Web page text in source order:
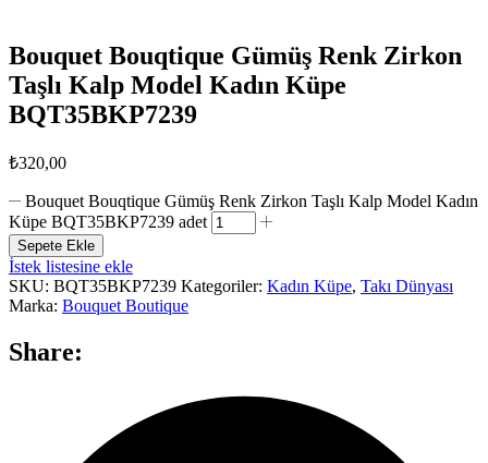
Bouquet Bouqtique Gümüş Renk Zirkon
Taşlı Kalp Model Kadın Küpe
BQT35BKP7239
₺320,00
Bouquet Bouqtique Gümüş Renk Zirkon Taşlı Kalp Model Kadın
Küpe BQT35BKP7239 adet
Sepete Ekle
İstek listesine ekle
SKU: BQT35BKP7239 Kategoriler: Kadın Küpe, Takı Dünyası
Marka: Bouquet Boutique
Share: